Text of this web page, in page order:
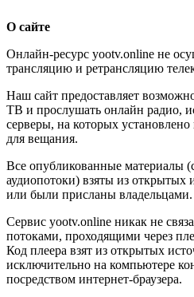
О сайте
Онлайн-ресурс yootv.online не
трансляцию и ретрансляцию
Наш сайт предоставляет
ТВ и прослушать онлайн радио,
серверы, на которых
для вещания.
Все опубликованные материалы
аудиопотоки) взяты из открытых
или были присланы владельцами.
Сервис yootv.online никак не
потоками, проходящими через
Код плеера взят из открытых
исключительно на компьютере
посредством интернет-браузера.